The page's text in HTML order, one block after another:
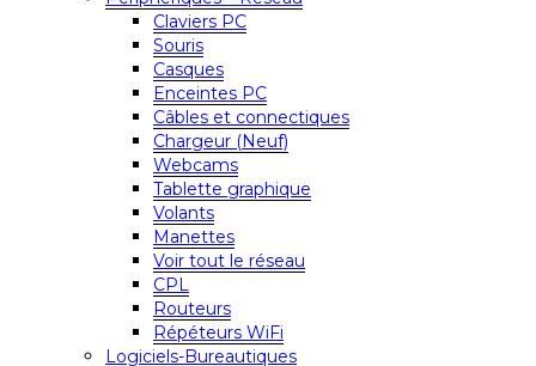
Claviers PC
Souris
Casques
Enceintes PC
Câbles et connectiques
Chargeur (Neuf)
Webcams
Tablette graphique
Volants
Manettes
Voir tout le réseau
CPL
Routeurs
Répéteurs WiFi
Logiciels-Bureautiques